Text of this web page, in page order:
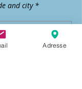
and city *
Adresse